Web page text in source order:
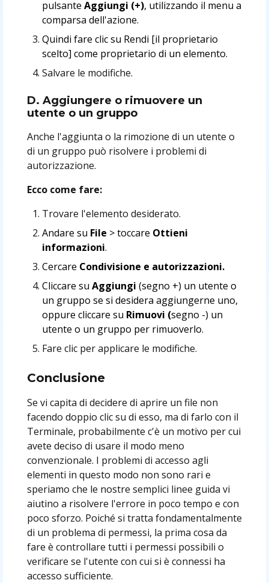
pulsanteAggiungi (+), utilizzando il menu a
comparsa dell'azione.
Quindi fare clic su Rendi [il proprietario
scelto] come proprietario di un elemento.
Salvare le modifiche.
D. Aggiungere o rimuovere un
utente o un gruppo
Anche l'aggiunta o la rimozione di un utente o
di un gruppo può risolvere i problemi di
autorizzazione.
Ecco come fare:
Trovare l'elemento desiderato.
Andare su File > toccare Ottieni
informazioni.
Cercare Condivisione e autorizzazioni.
Cliccare suAggiungi(segno +) un utente o
un gruppo se si desidera aggiungerne uno,
oppure cliccare su Rimuovi (segno -) un
utente o un gruppo per rimuoverlo.
Fare clic per applicare le modifiche.
Conclusione
Se vi capita di decidere di aprire un file non
facendo doppio clic su di esso, ma di farlo con il
Terminale, probabilmente c'è un motivo per cui
avete deciso di usare il modo meno
convenzionale. I problemi di accesso agli
elementi in questo modo non sono rari e
speriamo che le nostre semplici linee guida vi
aiutino a risolvere l'errore in poco tempo e con
poco sforzo. Poiché si tratta fondamentalmente
di un problema di permessi, la prima cosa da
fare è controllare tutti i permessi possibili o
verificare se l'utente con cui si è connessi ha
accesso sufficiente.